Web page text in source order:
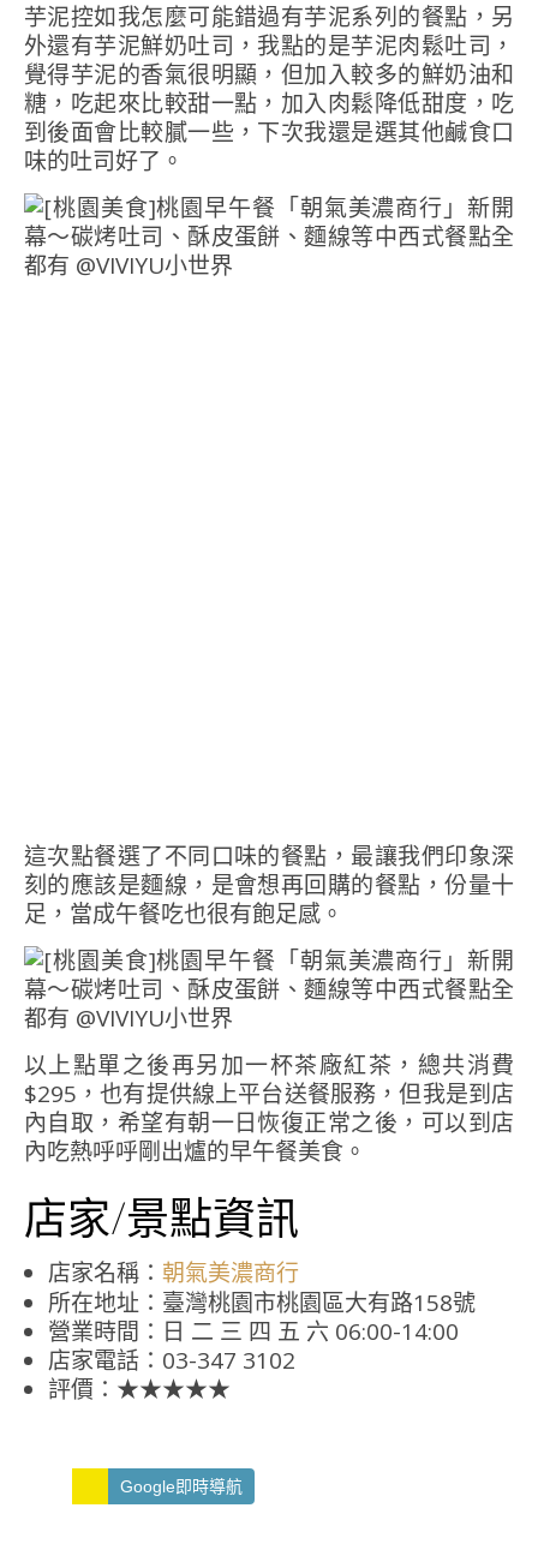
芋泥控如我怎麼可能錯過有芋泥系列的餐點，另
外還有芋泥鮮奶吐司，我點的是芋泥肉鬆吐司，
覺得芋泥的香氣很明顯，但加入較多的鮮奶油和
糖，吃起來比較甜一點，加入肉鬆降低甜度，吃
到後面會比較膩一些，下次我還是選其他鹹食口
味的吐司好了。
這次點餐選了不同口味的餐點，最讓我們印象深
刻的應該是麵線，是會想再回購的餐點，份量十
足，當成午餐吃也很有飽足感。
以上點單之後再另加一杯茶廠紅茶，總共消費
$295，也有提供線上平台送餐服務，但我是到店
內自取，希望有朝一日恢復正常之後，可以到店
內吃熱呼呼剛出爐的早午餐美食。
店家/景點資訊
店家名稱： 朝氣美濃商行
所在地址：臺灣桃園市桃園區大有路158號
營業時間：日 二 三 四 五 六 06:00-14:00
店家電話：03-347 3102
評價：★★★★★
Google即時導航